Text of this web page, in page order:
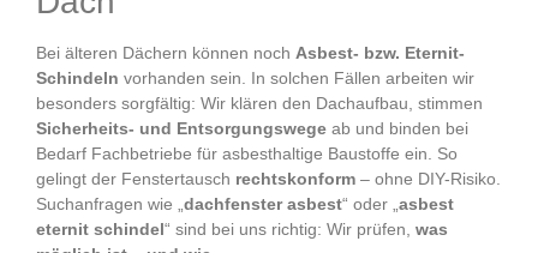
Bei älteren Dächern können noch Asbest- bzw. Eternit-
Schindeln vorhanden sein. In solchen Fällen arbeiten wir
besonders sorgfältig: Wir klären den Dachaufbau, stimmen
Sicherheits- und Entsorgungswege ab und binden bei
Bedarf Fachbetriebe für asbesthaltige Baustoffe ein. So
gelingt der Fenstertausch rechtskonform – ohne DIY-Risiko.
Suchanfragen wie „ dachfenster asbest“ oder „ asbest
eternit schindel“ sind bei uns richtig: Wir prüfen, was